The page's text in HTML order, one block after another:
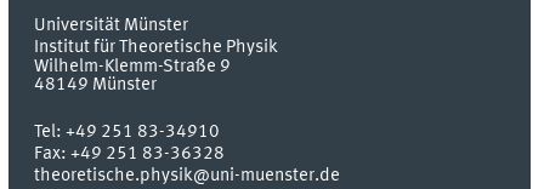
Universität Münster
Institut für Theoretische Physik
Wilhelm-Klemm-Straße 9
48149 Münster
Tel:+49 251 83-34910
Fax:+49 251 83-36328
theoretische.physik@uni-muenster.de